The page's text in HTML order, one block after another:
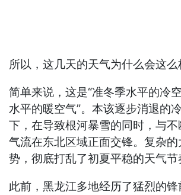
所以，这几天的天气为什么会这么
简单来说，这是“准冬季水平的冷
水平的暖空气”。本该逐步消退的
下，在导致根河暴雪的同时，与
气流在东北区域正面交锋。复杂
势，彻底打乱了初夏平稳的天气节
此前，黑龙江多地经历了猛烈的